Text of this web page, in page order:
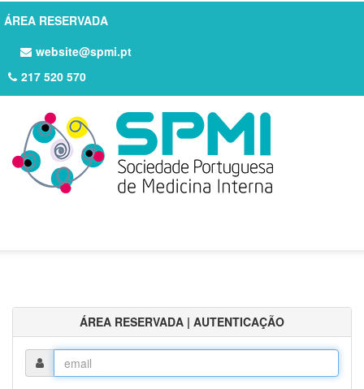
ÁREA RESERVADA
website@spmi.pt
217 520 570
ÁREA RESERVADA | AUTENTICAÇÃO
Login